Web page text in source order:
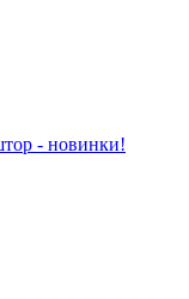
- новинки!